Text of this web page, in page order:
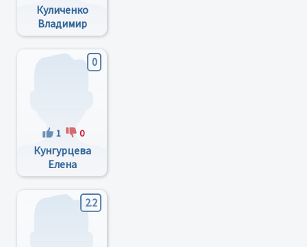
Куличенко
Владимир
Викторович
0
1 0
Кунгурцева
Елена
Николаевна
2.2